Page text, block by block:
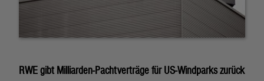
RWE gibt Milliarden-Pachtverträge für US-Windparks zurück